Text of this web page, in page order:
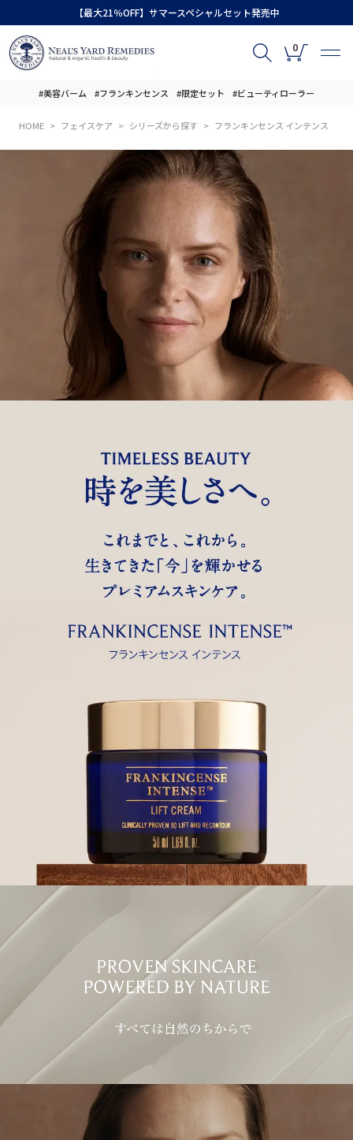
【最大21％OFF】サマースペシャルセット発売中
0
#美容バーム #フランキンセンス #限定セット #ビューティローラー
HOME フェイスケア シリーズから探す フランキンセンス インテンス